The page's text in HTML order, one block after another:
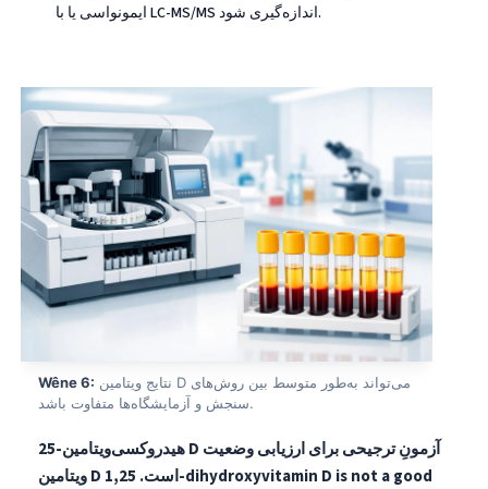
ایمونواسی یا با LC-MS/MS اندازه‌گیری شود.
Wêne 6:
سنجش و آزمایشگاه‌ها متفاوت باشد.
25-هیدروکسی‌ویتامین D آزمونِ ترجیحی برای ارزیابی وضعیت
ویتامین D است. 1,25-dihydroxyvitamin D is not a good
Occitan
Afrikaans
ພາສາລາວ
Basa Jawa
Cebuano
ئۇيغۇرچە
Кыргызча
Татар теле
Беларуская мова
Frysk